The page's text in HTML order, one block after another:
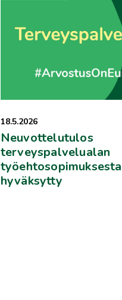
18.5.2026
Neuvottelutulos
terveyspalvelualan
hyväksytty